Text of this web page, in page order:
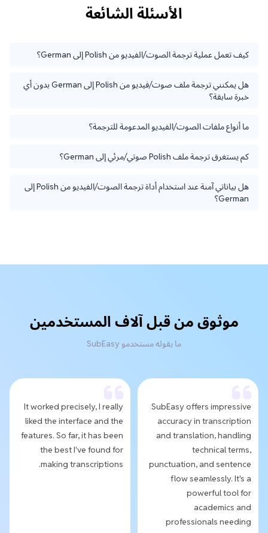
الأسئلة الشائعة
كيف تعمل عملية ترجمة الصوت/الفيديو من Polish إلى German؟
هل يمكنني ترجمة ملف صوت/فيديو من Polish إلى German بدون أي
خبرة سابقة؟
ما أنواع ملفات الصوت/الفيديو المدعومة للترجمة؟
كم يستغرق ترجمة ملف Polish صوتي/مرئي إلى German؟
هل بياناتي آمنة عند استخدام أداة ترجمة الصوت/الفيديو من Polish إلى
German؟
موثوق من قبل آلاف المستخدمين
ما يقوله مستخدمو SubEasy
SubEasy offers impressive
accuracy in transcription
and translation, handling
technical terms,
punctuation, and sentence
flow seamlessly. It's a
powerful tool for
academics and
professionals needing
It worked precisely, I really
liked the interface and the
features. So far, it has been
the best I've found for
making transcriptions.